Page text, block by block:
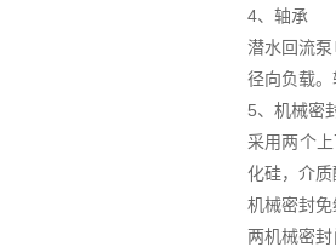
4、轴承
潜水回流
径向负载
5、机械密
采用两个
化硅，介
机械密封
两机械密